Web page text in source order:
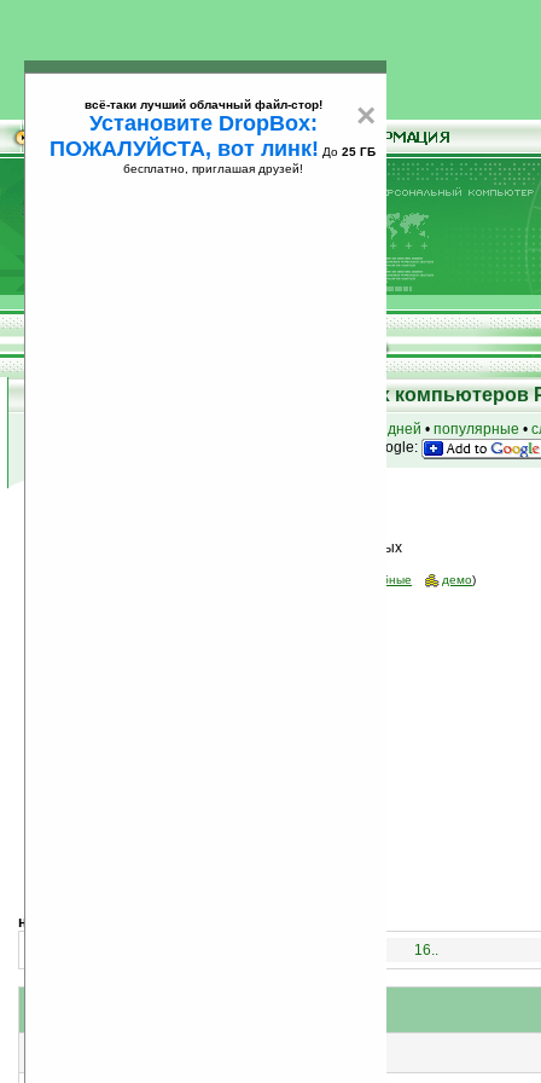
25
Программы для карманных компьютеров
за 7 дней • популярные •
на Google:
Сортировка по дате, начиная с новых
пробные демо)
навигация:
16..
×
всё-таки лучший облачный файл-стор!
Установите DropBox:
ПОЖАЛУЙСТА, вот линк! До 25 ГБ
бесплатно, приглашая друзей!